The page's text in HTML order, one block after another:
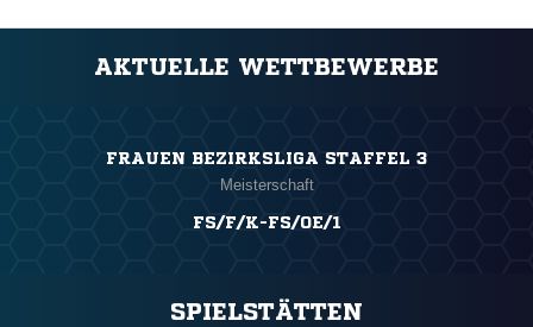
AKTUELLE WETTBEWERBE
FRAUEN BEZIRKSLIGA STAFFEL 3
Meisterschaft
FS/F/K-FS/OE/1
SPIELSTÄTTEN